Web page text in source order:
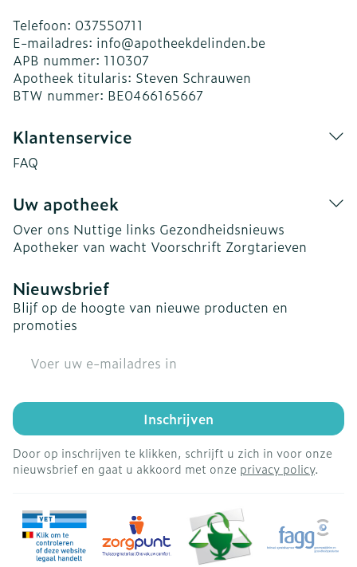
Telefoon: 037550711
E-mailadres: info@apotheekdelinden.be
APB nummer: 110307
Apotheek titularis: Steven Schrauwen
BTW nummer: BE0466165667
Klantenservice
FAQ
Uw apotheek
Over ons Nuttige links Gezondheidsnieuws
Apotheker van wacht Voorschrift Zorgtarieven
Nieuwsbrief
Blijf op de hoogte van nieuwe producten en
promoties
Inschrijven
Door op inschrijven te klikken, schrijft u zich in voor onze
nieuwsbrief en gaat u akkoord met onze privacy policy.